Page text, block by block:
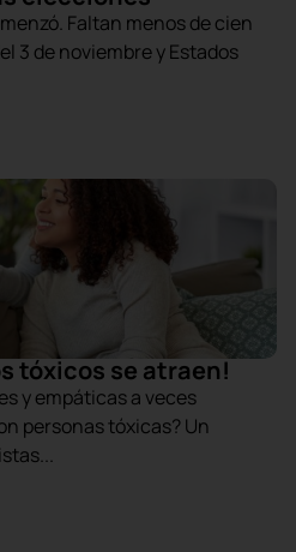
Faltan menos de cien
3 de noviembre y Estados
tóxicos se atraen!
y empáticas a veces
personas tóxicas? Un